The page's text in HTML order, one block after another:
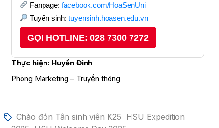
Fanpage: facebook.com/HoaSenUni
Tuyển sinh: tuyensinh.hoasen.edu.vn
GỌI HOTLINE: 028 7300 7272
Thực hiện: Huyền Đinh
Phòng Marketing – Truyền thông
Chào đón Tân sinh viên K25 HSU Expedition